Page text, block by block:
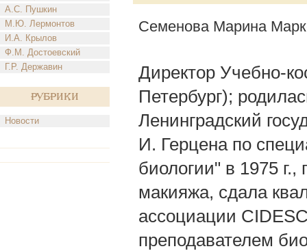
А.С. Пушкин
М.Ю. Лермонтов
И.А. Крылов
Ф.М. Достоевский
Г.Р. Державин
Рубрики
Новости
Семенова Марина
Директор Учебно-
Петербург);
Ленинградский
И. Герцена по
биологии" в 1975
макияжа, сдала
ассоциации
преподавателем